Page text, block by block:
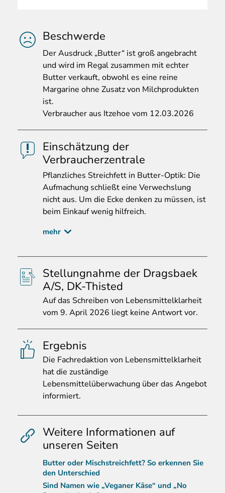
Beschwerde
DerAusdruck „Butter“ ist groß angebracht
und wird im Regal zusammen mit echter
Butter verkauft, obwohl es eine reine
Margarine ohne Zusatz von Milchprodukten
ist.
Verbraucher aus Itzehoe vom 12.03.2026
Einschätzung der
Verbraucherzentrale
Pflanzliches Streichfett in Butter-Optik: Die
Aufmachung schließt eine Verwechslung
nicht aus. Um die Ecke denken zu müssen, ist
beim Einkauf wenig hilfreich.
mehr
Stellungnahme der Dragsbaek
A/S, DK-Thisted
Aufdas Schreiben von Lebensmittelklarheit
vom 9. April 2026 liegt keine Antwort vor.
Ergebnis
Die Fachredaktion von Lebensmittelklarheit
hat die zuständige
Lebensmittelüberwachung über das Angebot
informiert.
Weitere Informationen auf
unseren Seiten
Butter oder Mischstreichfett? So erkennen Sie
den Unterschied
Sind Namen wie „Veganer Käse“ und „No